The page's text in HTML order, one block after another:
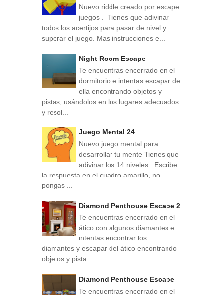
Nuevo riddle creado por escape
juegos . Tienes que adivinar
todos los acertijos para pasar de nivel y
superar el juego. Mas instrucciones e...
Night Room Escape
Te encuentras encerrado en el
dormitorio e intentas escapar de
ella encontrando objetos y
pistas, usándolos en los lugares adecuados
y resol...
Juego Mental 24
Nuevo juego mental para
desarrollar tu mente Tienes que
adivinar los 14 niveles . Escribe
la respuesta en el cuadro amarillo, no
pongas ...
Diamond Penthouse Escape 2
Te encuentras encerrado en el
ático con algunos diamantes e
intentas encontrar los
diamantes y escapar del ático encontrando
objetos y pista...
Diamond Penthouse Escape
Te encuentras encerrado en el